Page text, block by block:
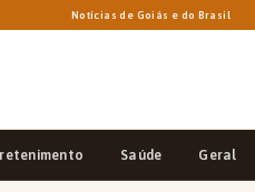
Notícias de Goiás e do Brasil
Saúde Geral